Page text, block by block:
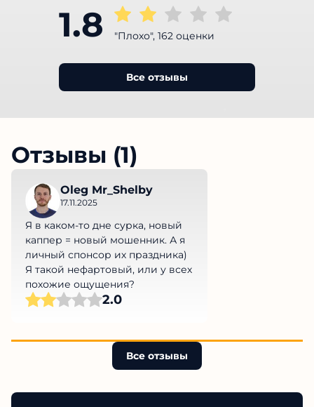
1.8 "Плохо", 162 оценки
Все отзывы
Отзывы (1)
Oleg Mr_Shelby
17.11.2025
Я в каком-то дне сурка, новый
каппер = новый мошенник. А я
личный спонсор их праздника)
Я такой нефартовый, или у всех
похожие ощущения?
2.0
Все отзывы